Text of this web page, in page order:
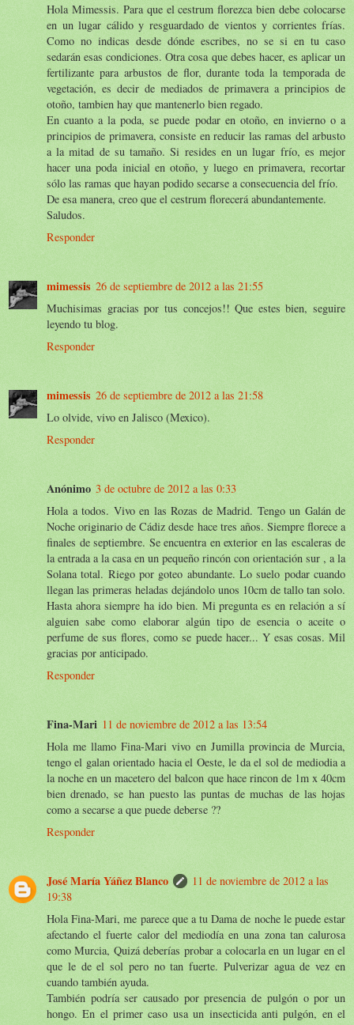
Hola Mimessis. Para que el cestrum florezca bien debe colocarse
en un lugar cálido y resguardado de vientos y corrientes frías.
Como no indicas desde dónde escribes, no se si en tu caso
sedarán esas condiciones. Otra cosa que debes hacer, es aplicar un
fertilizante para arbustos de flor, durante toda la temporada de
vegetación, es decir de mediados de primavera a principios de
otoño, tambien hay que mantenerlo bien regado.
En cuanto a la poda, se puede podar en otoño, en invierno o a
principios de primavera, consiste en reducir las ramas del arbusto
a la mitad de su tamaño. Si resides en un lugar frío, es mejor
hacer una poda inicial en otoño, y luego en primavera, recortar
sólo las ramas que hayan podido secarse a consecuencia del frío.
De esa manera, creo que el cestrum florecerá abundantemente.
Saludos.
Responder
mimessis 26 de septiembre de 2012 a las 21:55
Muchisimas gracias por tus concejos!! Que estes bien, seguire
leyendo tu blog.
Responder
mimessis 26 de septiembre de 2012 a las 21:58
Lo olvide, vivo en Jalisco (Mexico).
Responder
Anónimo 3 de octubre de 2012 a las 0:33
Hola a todos. Vivo en las Rozas de Madrid. Tengo un Galán de
Noche originario de Cádiz desde hace tres años. Siempre florece a
finales de septiembre. Se encuentra en exterior en las escaleras de
la entrada a la casa en un pequeño rincón con orientación sur , a la
Solana total. Riego por goteo abundante. Lo suelo podar cuando
llegan las primeras heladas dejándolo unos 10cm de tallo tan solo.
Hasta ahora siempre ha ido bien. Mi pregunta es en relación a sí
alguien sabe como elaborar algún tipo de esencia o aceite o
perfume de sus flores, como se puede hacer... Y esas cosas. Mil
gracias por anticipado.
Responder
Fina-Mari 11 de noviembre de 2012 a las 13:54
Hola me llamo Fina-Mari vivo en Jumilla provincia de Murcia,
tengo el galan orientado hacia el Oeste, le da el sol de mediodia a
la noche en un macetero del balcon que hace rincon de 1m x 40cm
bien drenado, se han puesto las puntas de muchas de las hojas
como a secarse a que puede deberse ??
Responder
José María Yáñez Blanco
11 de noviembre de 2012 a las
19:38
Hola Fina-Mari, me parece que a tu Dama de noche le puede estar
afectando el fuerte calor del mediodía en una zona tan calurosa
como Murcia, Quizá deberías probar a colocarla en un lugar en el
que le de el sol pero no tan fuerte. Pulverizar agua de vez en
cuando también ayuda.
También podría ser causado por presencia de pulgón o por un
hongo. En el primer caso usa un insecticida anti pulgón, en el